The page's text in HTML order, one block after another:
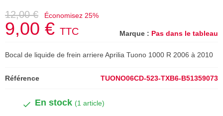
Marque : Pas dans le tableau
12,00 € Économisez 25%
9,00 € TTC
Bocal de liquide de frein arriere Aprilia Tuono 1000 R 2006 à 2010
Référence TUONO06CD-523-TXB6-B51359073
En stock (1 article)